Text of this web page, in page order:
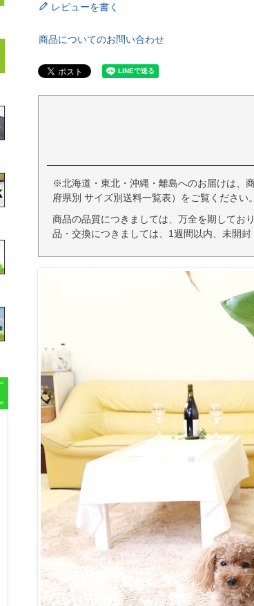
レビューを書く
商品についてのお問い合わせ
※北海道・東北・沖縄・離島へのお届けは、
府県別 サイズ別送料一覧表）をご覧ください。
商品の品質につきましては、万全を期してお
品・交換につきましては、1週間以内、未開封